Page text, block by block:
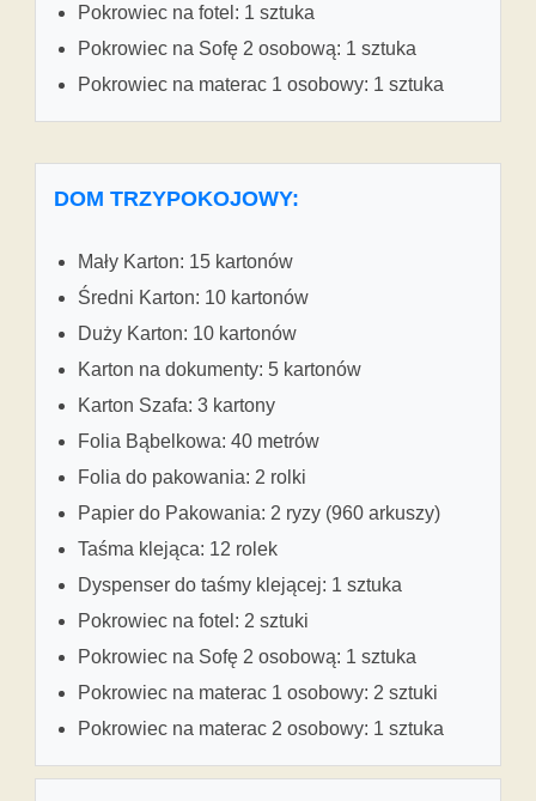
Pokrowiec na fotel: 1 sztuka
Pokrowiec na Sofę 2 osobową: 1 sztuka
Pokrowiec na materac 1 osobowy: 1 sztuka
DOM TRZYPOKOJOWY:
Mały Karton: 15 kartonów
Średni Karton: 10 kartonów
Duży Karton: 10 kartonów
Karton na dokumenty: 5 kartonów
Karton Szafa: 3 kartony
Folia Bąbelkowa: 40 metrów
Folia do pakowania: 2 rolki
Papier do Pakowania: 2 ryzy (960 arkuszy)
Taśma klejąca: 12 rolek
Dyspenser do taśmy klejącej: 1 sztuka
Pokrowiec na fotel: 2 sztuki
Pokrowiec na Sofę 2 osobową: 1 sztuka
Pokrowiec na materac 1 osobowy: 2 sztuki
Pokrowiec na materac 2 osobowy: 1 sztuka